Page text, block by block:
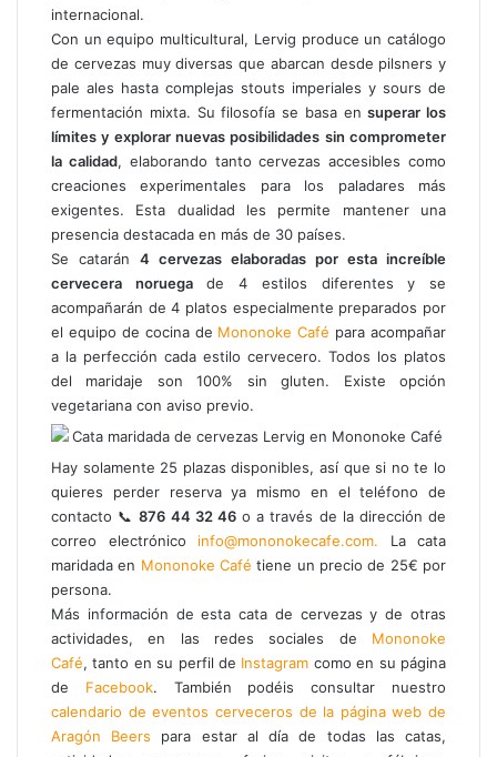
internacional.
Con un equipo multicultural, Lervig produce un catálogo
de cervezas muy diversas que abarcan desde pilsners y
pale ales hasta complejas stouts imperiales y sours de
fermentación mixta. Su filosofía se basa ensuperar los
límites y explorar nuevas posibilidades sin comprometer
la calidad, elaborando tanto cervezas accesibles como
creaciones experimentales para los paladares más
exigentes. Esta dualidad les permite mantener una
presencia destacada en más de 30 países.
Se catarán 4 cervezas elaboradas por esta increíble
cervecera noruegade 4 estilos diferentes y se
acompañarán de 4 platos especialmente preparados por
el equipo de cocina de Mononoke Café para acompañar
a la perfección cada estilo cervecero. Todos los platos
del maridaje son 100% sin gluten. Existe opción
vegetariana con aviso previo.
Hay solamente 25 plazas disponibles, así que si no te lo
quieres perder reserva ya mismo en el teléfono de
contacto 📞876 44 32 46o a través de la dirección de
correo electrónico info@mononokecafe.com. La cata
maridada en Mononoke Café tiene un precio de 25€ por
persona.
Más información de esta cata de cervezas y de otras
actividades, en las redes sociales de Mononoke
Café, tanto en su perfil de Instagram como en su página
de Facebook. También podéis consultar nuestro
calendario de eventos cerveceros de la página web de
Aragón Beers para estar al día de todas las catas,